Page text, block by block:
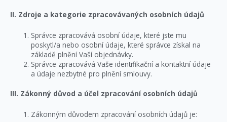
II. Zdroje a kategorie zpracovávaných osobních údajů
Správce zpracovává osobní údaje, které jste mu
poskytl/a nebo osobní údaje, které správce získal na
základě plnění Vaší objednávky.
Správce zpracovává Vaše identifikační a kontaktní údaje
a údaje nezbytné pro plnění smlouvy.
III. Zákonný důvod a účel zpracování osobních údajů
Zákonným důvodem zpracování osobních údajů je: